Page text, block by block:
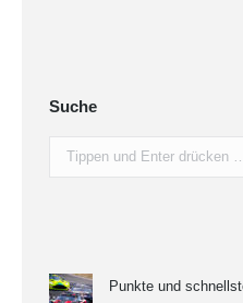
Suche
Search:
Punkte und